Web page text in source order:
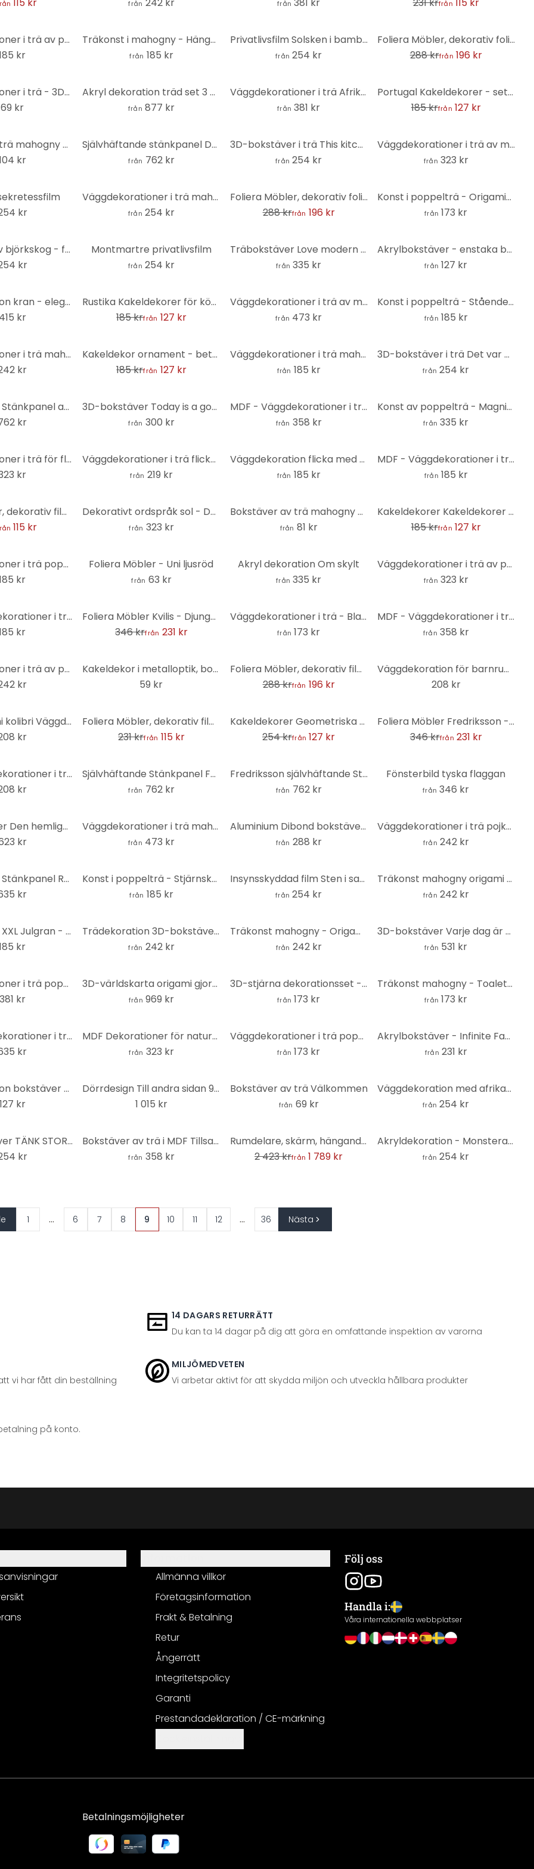
från från från
Väggdekorationer i trä av poppel - Prinsessslott
kr
Träkonst i mahogny - Hängande stjärna 03
från 185 kr
Privatlivsfilm Solsken i bambuskogen
från 254 kr
Foliera Möbler, dekorativ folie - avtorkningsbar - barockgrå
288 krfrån 196 kr
Väggdekorationer i trä - 3D-bokstäver för köket - Kaffebar - mahognyträ
69 kr
Akryl dekoration träd set 3 delar
från 877 kr
Väggdekorationer i trä Afrikanskt träd (3 delar)
från 381 kr
Portugal Kakeldekorer - set om 12
185 krfrån 127 kr
Bokstäver av trä mahogny - enstaka bokstäver kursiv skrift
kr
Självhäftande stänkpanel Dynlandskap vid Nordsjön - Annie
från 762 kr
3D-bokstäver i trä This kitchen is for dancing (5 stycken) - MDF natur
från 254 kr
Väggdekorationer i trä av mahogny - Du och jag
från 323 kr
kr
Väggdekorationer i trä mahogny - blad i ram
från 254 kr
Foliera Möbler, dekorativ folie - avtorkningsbar - Leaves 03
288 krfrån 196 kr
Konst i poppelträ - Origami-kolibri
från 173 kr
Dekorativa löv björkskog - förlängningssats - MDF natur
kr
Montmartre privatlivsfilm
från 254 kr
Träbokstäver Love modern - mahognyträ
från 335 kr
Akrylbokstäver - enstaka bokstäver Courier
från 127 kr
Väggdekoration kran - elegant fågel - akryldekoration
415 kr
Rustika Kakeldekorer för kök - uppsättning om 12
185 krfrån 127 kr
Väggdekorationer i trä av mahogny - Små steg varje dag
från 473 kr
Konst i poppelträ - Stående kran
från 185 kr
Väggdekorationer i trä mahogny - böjda björklöv
kr
Kakeldekor ornament - betongutseende 02 - set om 12
185 krfrån 127 kr
Väggdekorationer i trä mahogny - Moln med droppar (7 st)
från 185 kr
3D-bokstäver i trä Det var en gång... - MDF natur
från 254 kr
Självhäftande Stänkpanel abstrakta ringar beige - Grande
kr
3D-bokstäver Today is a good day to be happy - Mahogny
från 300 kr
MDF - Väggdekorationer i trä - Karta över USA med landsgränser
från 358 kr
Konst av poppelträ - Magnifikt träd (2 delar)
från 335 kr
Väggdekorationer i trä för flickrum - älvor - mahogny (4 delar)
kr
Väggdekorationer i trä flicka med hjärtballong - poppel
från 219 kr
Väggdekoration flicka med hjärtballong - MDF natur
från 185 kr
MDF - Väggdekorationer i trä - Blad - Ek böjd
från 185 kr
Foliera Möbler, dekorativ film - avtorkningsbar - ljuseffekter 05
115 kr
Dekorativt ordspråk sol - Du är min solstråle - mahognyträ
från 323 kr
Bokstäver av trä mahogny - enstaka bokstäver Futura
från 81 kr
Kakeldekorer Kakeldekorer regnbåge boho - set om 12
185 krfrån 127 kr
Väggdekorationer i trä poppel - böjt blad kastanj
kr
Foliera Möbler - Uni ljusröd
från 63 kr
Akryl dekoration Om skylt
från 335 kr
Väggdekorationer i trä av poppel - set med hjärtan (10 delar)
från 323 kr
MDF - Väggdekorationer i trä - Panda
kr
Foliera Möbler Kvilis - Djungelpanorama
346 krfrån 231 kr
Väggdekorationer i trä - Bladuppsättning - MDF natur
från 173 kr
MDF - Väggdekorationer i trä gammal cykel - penny-farthing
från 358 kr
Väggdekorationer i trä av poppel - regnbåge med moln
kr
Kakeldekor i metalloptik, borstat guld - Foliera Möbler, Stänkpanel, badrumsfolie
59 kr
Foliera Möbler, dekorativ film - avtorkningsbar - kubformad
288 krfrån 196 kr
Väggdekoration för barnrum med havsdjur - MDF natur (6 delar) - 50x30 cm
208 kr
MDF - Origami kolibri Väggdekorationer i trä
kr
Foliera Möbler, dekorativ film - avtorkningsbar - ljuseffekter 06
231 krfrån 115 kr
Kakeldekorer Geometriska ornament i svart-beige - Treechild - set om 12
254 krfrån 127 kr
Foliera Möbler Fredriksson - Hexagoner: Blå och vit
346 krfrån 231 kr
MDF - Väggdekorationer i trä - Böjda blad kastanj
kr
Självhäftande Stänkpanel Färgglad randig målning - Fedrau
från 762 kr
Fredriksson självhäftande Stänkpanel - Blågrön ädelsten
från 762 kr
Fönsterbild tyska flaggan
från 346 kr
Akrylbokstäver Den hemliga ingrediensen är kärlek
kr
Väggdekorationer i trä mahogny - Karta USA med landsgränser
från 473 kr
Aluminium Dibond bokstäver - silvereffekt - Mr & Mrs
från 288 kr
Väggdekorationer i trä pojke med hjärtballong - mahogny
från 242 kr
Självhäftande Stänkpanel Röd sommarpoppy
kr
Konst i poppelträ - Stjärnskott
från 185 kr
Insynsskyddad film Sten i sand 2
från 254 kr
Träkonst mahogny origami fjäril
från 242 kr
Juldekoration XXL Julgran - MDF natur
kr
Trädekoration 3D-bokstäver inandning utandning - mahogny
från 242 kr
Träkonst mahogny - Origami varg
från 242 kr
3D-bokstäver Varje dag är ett nytt äventyr - akryldekoration
från 531 kr
Väggdekorationer i trä poppel - Hjort i skogen
381 kr
3D-världskarta origami gjord av akryl
från 969 kr
3D-stjärna dekorationsset - MDF-dekoration för barnrum | sovrum
från 173 kr
Träkonst mahogny - Toalettskylt 02
från 173 kr
MDF - Väggdekorationer i trä - Världskarta med ansikte
kr
MDF Dekorationer för naturdjur - horn från hjorthuvud
från 323 kr
Väggdekorationer i trä poppel - fjäder
från 173 kr
Akrylbokstäver - Infinite Family
från 231 kr
Väggdekoration bokstäver - Det här är vi - MDF natur
127 kr
Dörrdesign Till andra sidan 91x200 cm
1 015 kr
Bokstäver av trä Välkommen
från 69 kr
Väggdekoration med afrikanskt träd (3 delar) - MDF natur
från 254 kr
3D träbokstäver TÄNK STORT - Poplar
kr
Bokstäver av trä i MDF Tillsammans kan vi erövra världen (6 st)
från 358 kr
Rumdelare, skärm, hängande insynsskydd Färgglada palmblad - Jaszke
2 423 krfrån 1 789 kr
Akryldekoration - Monstera blad 03
från 254 kr
1 ... 6 7 8 9 10 11 12 ... 36 Nästa
14 DAGARS RETURRÄTT
Du kan ta 14 dagar på dig att göra en omfattande inspektion av varorna
vi har fått din beställning
MILJÖMEDVETEN
Vi arbetar aktivt för att skydda miljön och utveckla hållbara produkter
på konto.
Allmänna villkor
Företagsinformation
Frakt & Betalning
Retur
Ångerrätt
Integritetspolicy
Garanti
Prestandadeklaration / CE-märkning
Följ oss
Handla i:
Våra internationella webbplatser
Betalningsmöjligheter